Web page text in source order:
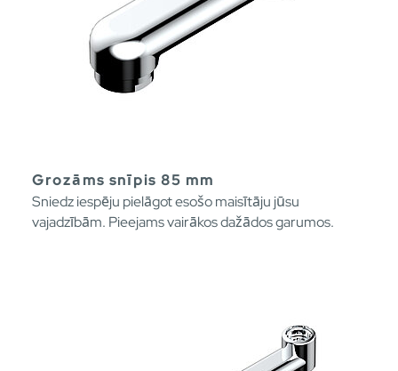
Grozāms snīpis 85 mm
Sniedz iespēju pielāgot esošo maisītāju jūsu
vajadzībām. Pieejams vairākos dažādos garumos.